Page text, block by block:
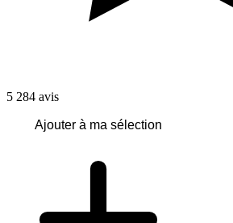
5 284 avis
Ajouter à ma sélection